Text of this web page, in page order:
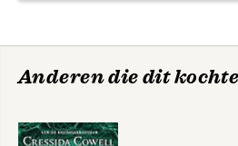
Anderen die dit